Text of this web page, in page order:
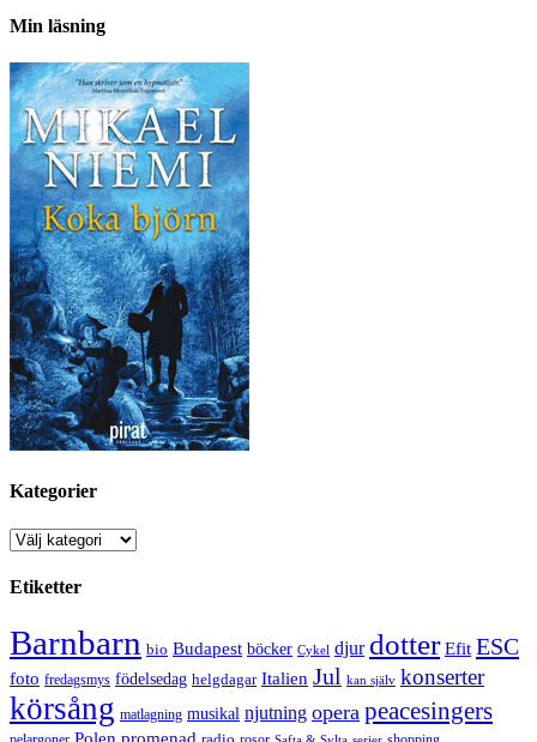
Min läsning
Kategorier
Kategorier
Etiketter
Barnbarn bio Budapest böcker Cykel djur dotter Efit ESC
foto fredagsmys födelsedag helgdagar Italien Jul kan själv konserter
körsång matlagning musikal njutning opera peacesingers